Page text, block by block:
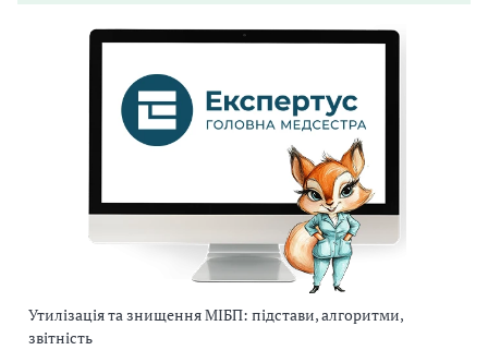
Утилізація та знищення МІБП: підстави, алгоритми,
звітність